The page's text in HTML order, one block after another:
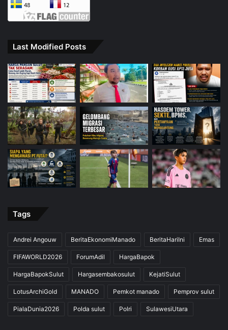
Last Modified Posts
Tags
Andrei Angouw BeritaEkonomiManado BeritaHariIni Emas
FIFAWORLD2026 ForumAdil HargaBapok
HargaBapokSulut Hargasembakosulut KejatiSulut
LotusArchiGold MANADO Pemkot manado Pemprov sulut
PialaDunia2026 Polda sulut Polri SulawesiUtara